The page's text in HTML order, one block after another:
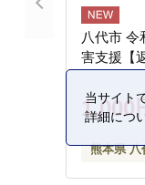
八代市 令
害支援【
1,000
熊本県 八
当サイト
詳細につ